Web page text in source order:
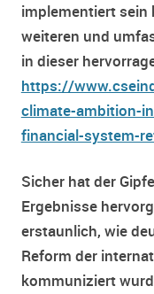
implementiert sein
weiteren und
in dieser
https://
climate-ambition-
financial-system-
Sicher hat der
Ergebnisse
erstaunlich, wie
Reform der
kommuniziert